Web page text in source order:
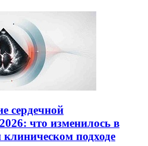
сердечной
что изменилось в
подходе